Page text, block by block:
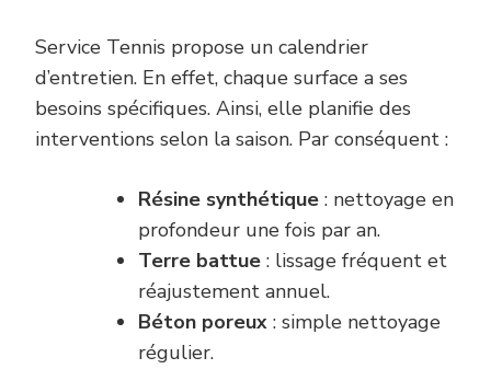
Service Tennis propose un calendrier
d’entretien. En effet, chaque surface a ses
besoins spécifiques. Ainsi, elle planifie des
interventions selon la saison. Par conséquent :
Résine synthétique : nettoyage en
profondeur une fois par an.
Terre battue : lissage fréquent et
réajustement annuel.
Béton poreux : simple nettoyage
régulier.